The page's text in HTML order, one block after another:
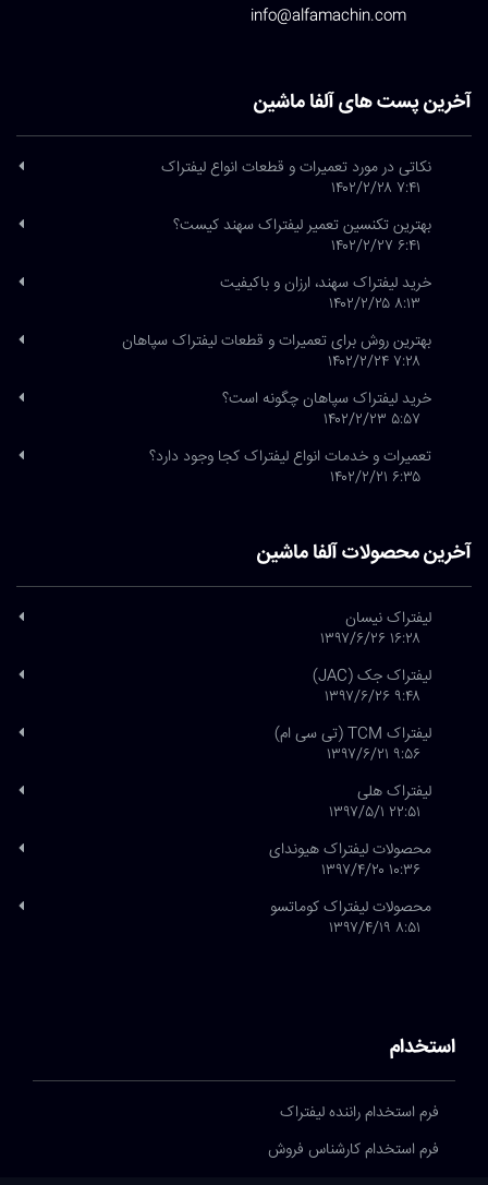
info@alfamachin.com
آخرین پست های آلفا ماشین
نکاتی در مورد تعمیرات و قطعات انواع لیفتراک
۷:۴۱ ۱۴۰۲/۲/۲۸
بهترین تکنسین تعمیر لیفتراک سهند کیست؟
۶:۴۱ ۱۴۰۲/۲/۲۷
خرید لیفتراک سهند، ارزان و باکیفیت
۸:۱۳ ۱۴۰۲/۲/۲۵
بهترین روش برای تعمیرات و قطعات لیفتراک سپاهان
۷:۲۸ ۱۴۰۲/۲/۲۴
خرید لیفتراک سپاهان چگونه است؟
۵:۵۷ ۱۴۰۲/۲/۲۳
تعمیرات و خدمات انواع لیفتراک کجا وجود دارد؟
۶:۳۵ ۱۴۰۲/۲/۲۱
آخرین محصولات آلفا ماشین
لیفتراک نیسان
۱۶:۲۸ ۱۳۹۷/۶/۲۶
لیفتراک جک (JAC)
۹:۴۸ ۱۳۹۷/۶/۲۶
لیفتراک TCM (تی سی ام)
۹:۵۶ ۱۳۹۷/۶/۲۱
لیفتراک هلی
۲۲:۵۱ ۱۳۹۷/۵/۱
محصولات لیفتراک هیوندای
۱۰:۳۶ ۱۳۹۷/۴/۲۰
محصولات لیفتراک کوماتسو
۸:۵۱ ۱۳۹۷/۴/۱۹
استخدام
فرم استخدام راننده لیفتراک
فرم استخدام کارشناس فروش